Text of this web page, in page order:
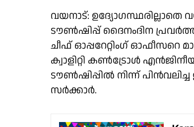
വയനാട്:
ടൗൺഷിപ്പ് ദൈനംദിന
ചീഫ് ഓപ്പറേറ്റിംഗ് ഓഫീസറെ
ക്വാളിറ്റി കൺട്രോൾ
ടൗൺഷിപ്പിൽ നിന്ന്
സർക്കാർ.